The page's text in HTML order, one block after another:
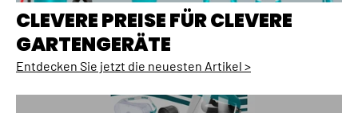
CLEVERE PREISE FÜR CLEVERE
GARTENGERÄTE
Entdecken Sie jetzt die neuesten Artikel >